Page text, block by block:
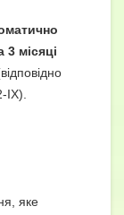
3 місяці
IX).
яке